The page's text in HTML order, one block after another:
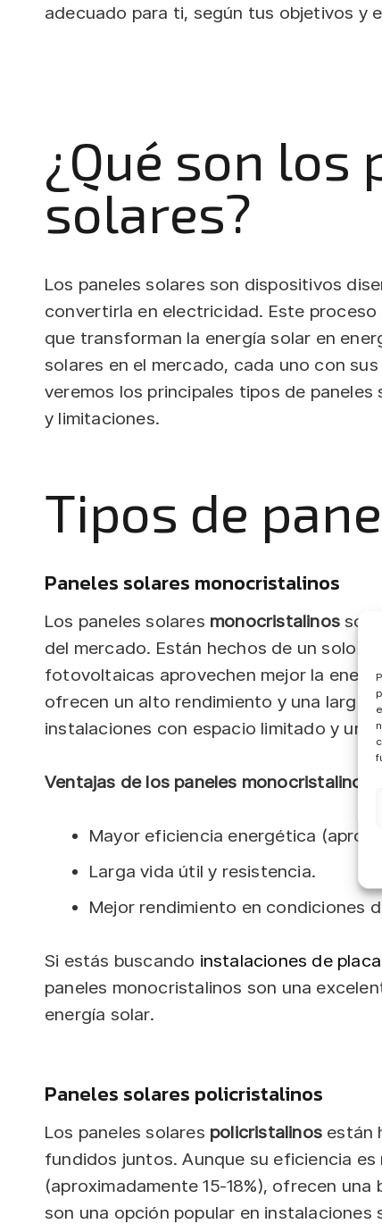
adecuado para ti, según tus objetivos y
¿Qué son los
solares?
Los paneles solares son dispositivos
convertirla en electricidad. Este
que transforman la energía solar en
solares en el mercado, cada uno con
veremos los principales tipos de
y limitaciones.
Tipos de
Paneles solares monocristalinos
Los paneles solares monocristalinos son
del mercado. Están hechos de un solo
fotovoltaicas aprovechen mejor la
ofrecen un alto rendimiento y una larga
instalaciones con espacio limitado y un
Ventajas de los paneles monocristalinos:
Mayor eficiencia energética
Larga vida útil y resistencia.
Mejor rendimiento en condiciones
Si estás buscando instalaciones de
paneles monocristalinos son una
energía solar.
Paneles solares policristalinos
Los paneles solares policristalinos están
fundidos juntos. Aunque su eficiencia
(aproximadamente 15-18%), ofrecen
son una opción popular en instalaciones